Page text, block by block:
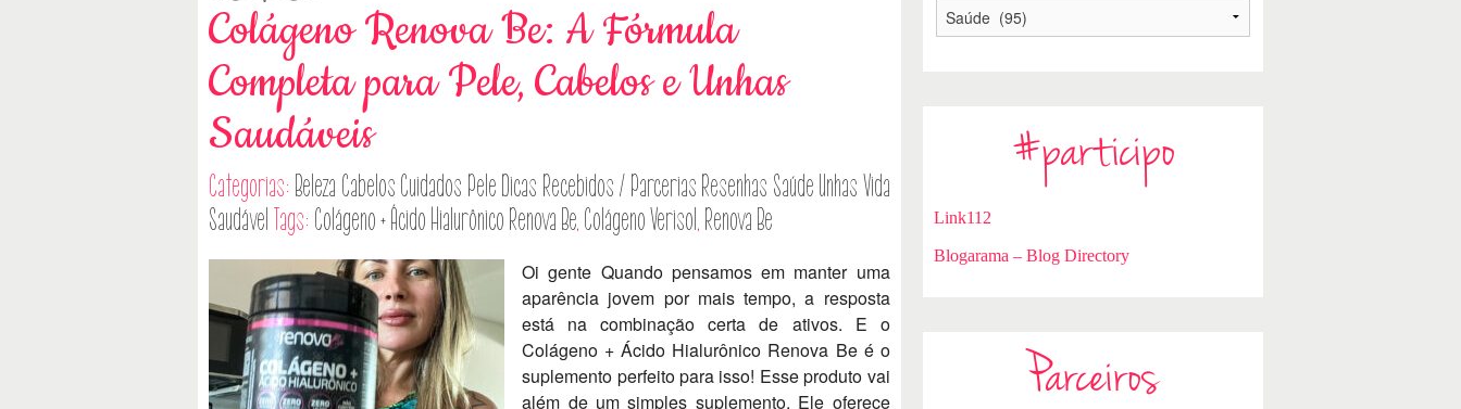
Colágeno Renova Be: A Fórmula
Completa para Pele, Cabelos e Unhas
Saudáveis
Categorias: Beleza Cabelos Cuidados Pele Dicas Recebidos / Parcerias Resenhas Saúde Unhas Vida
Saudável Tags: Colágeno + Ácido Hialurônico Renova Be, Colágeno Verisol, Renova Be
Oi gente Quando pensamos em manter uma
aparência jovem por mais tempo, a resposta
está na combinação certa de ativos. E o
Colágeno + Ácido Hialurônico Renova Be é o
suplemento perfeito para isso! Esse produto vai
além de um simples suplemento. Ele oferece
#participo
Link112
Blogarama – Blog Directory
Parceiros